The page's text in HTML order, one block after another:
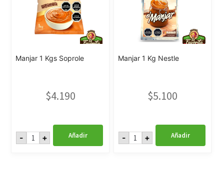
Manjar 1 Kgs Soprole
$4.190
- Manjar+ Añadir
Manjar 1 Kg Nestle
$5.100
- Manjar+ Añadir